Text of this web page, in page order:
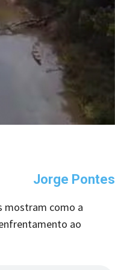
Jorge Pontes
mostram como a
ao